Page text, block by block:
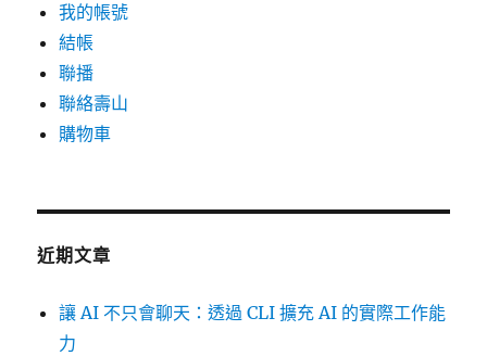
我的帳號
結帳
聯播
聯絡壽山
購物車
近期文章
讓 AI 不只會聊天：透過 CLI 擴充 AI 的實際工作能
力